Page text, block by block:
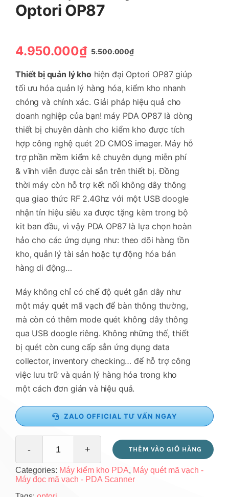
Optori OP87
5.500.000₫Giá
gốc
là:
5.500.000₫.
4.950.000₫
Giá
hiện
tại
là:
4.950.000₫.
Thiết bị quản lý khohiện đại Optori OP87 giúp
tối ưu hóa quản lý hàng hóa, kiểm kho nhanh
chóng và chính xác. Giải pháp hiệu quả cho
doanh nghiệp của bạn! máy PDA OP87 là dòng
thiết bị chuyên dành cho kiểm kho được tích
hợp công nghệ quét 2D CMOS imager. Máy hỗ
trợ phần mềm kiểm kê chuyên dụng miễn phí
& vĩnh viễn được cài sẳn trên thiết bị. Đồng
thời máy còn hỗ trợ kết nối không dây thông
qua giao thức RF 2.4Ghz với một USB doogle
nhận tín hiệu siêu xa được tặng kèm trong bộ
kit ban đầu, vì vậy PDA OP87 là lựa chọn hoàn
hảo cho các ứng dụng như: theo dõi hàng tồn
kho, quản lý tài sản hoặc tự động hóa bán
hàng di động…
Máy không chỉ có chế độ quét gắn dây như
một máy quét mã vạch để bàn thông thường,
mà còn có thêm mode quét không dây thông
qua USB doogle riêng. Không những thế, thiết
bị quét còn cung cấp sẳn ứng dụng data
collector, inventory checking… để hỗ trợ công
việc lưu trữ và quản lý hàng hóa trong kho
một cách đơn giản và hiệu quả.
ZALO OFFICIAL TƯ VẤN NGAY
bị
THÊM VÀO GIỎ HÀNG
Categories: Máy kiểm kho PDA, Máy quét mã vạch -
Máy đọc mã vạch - PDA Scanner